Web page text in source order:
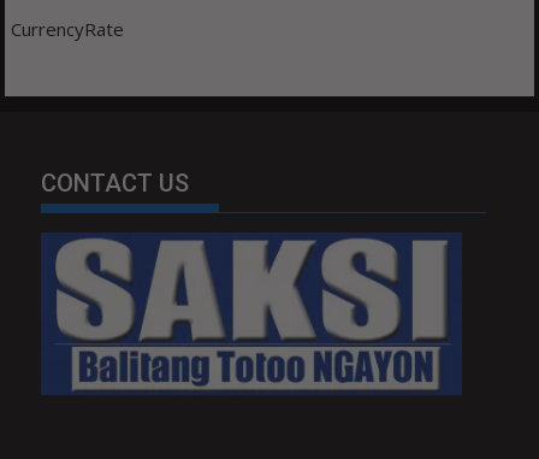
CurrencyRate
CONTACT US